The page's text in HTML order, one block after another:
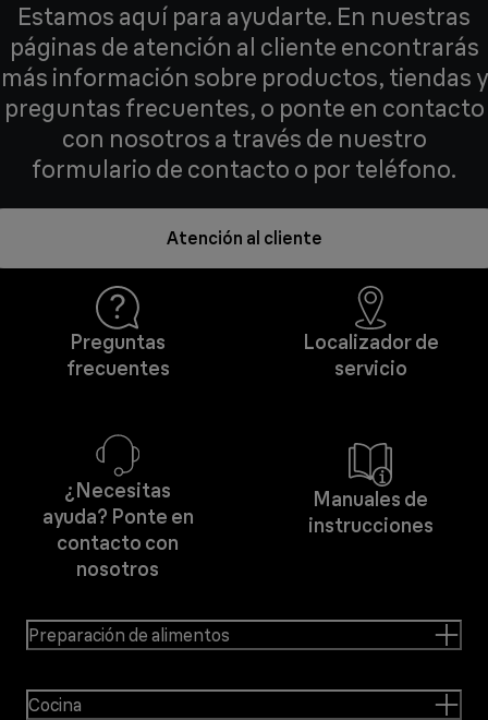
Estamos aquí para ayudarte. En nuestras
páginas de atención al cliente encontrarás
más información sobre productos, tiendas y
preguntas frecuentes, o ponte en contacto
con nosotros a través de nuestro
formulario de contacto o por teléfono.
Atención al cliente
Preguntas
frecuentes
Localizador de
servicio
¿Necesitas
ayuda? Ponte en
contacto con
nosotros
Manuales de
instrucciones
Preparación de alimentos
Cocina